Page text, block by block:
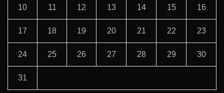
10 11 12 13 14 15 16
17 18 19 20 21 22 23
24 25 26 27 28 29 30
31